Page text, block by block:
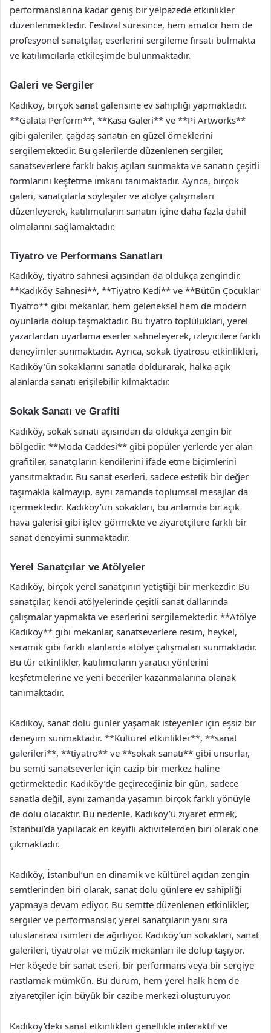
performanslarına kadar geniş bir yelpazede etkinlikler
düzenlenmektedir. Festival süresince, hem amatör hem de
profesyonel sanatçılar, eserlerini sergileme fırsatı bulmakta
ve katılımcılarla etkileşimde bulunmaktadır.
Galeri ve Sergiler
Kadıköy, birçok sanat galerisine ev sahipliği yapmaktadır.
**Galata Perform**, **Kasa Galeri** ve **Pi Artworks**
gibi galeriler, çağdaş sanatın en güzel örneklerini
sergilemektedir. Bu galerilerde düzenlenen sergiler,
sanatseverlere farklı bakış açıları sunmakta ve sanatın çeşitli
formlarını keşfetme imkanı tanımaktadır. Ayrıca, birçok
galeri, sanatçılarla söyleşiler ve atölye çalışmaları
düzenleyerek, katılımcıların sanatın içine daha fazla dahil
olmalarını sağlamaktadır.
Tiyatro ve Performans Sanatları
Kadıköy, tiyatro sahnesi açısından da oldukça zengindir.
**Kadıköy Sahnesi**, **Tiyatro Kedi** ve **Bütün Çocuklar
Tiyatro** gibi mekanlar, hem geleneksel hem de modern
oyunlarla dolup taşmaktadır. Bu tiyatro toplulukları, yerel
yazarlardan uyarlama eserler sahneleyerek, izleyicilere farklı
deneyimler sunmaktadır. Ayrıca, sokak tiyatrosu etkinlikleri,
Kadıköy’ün sokaklarını sanatla doldurarak, halka açık
alanlarda sanatı erişilebilir kılmaktadır.
Sokak Sanatı ve Grafiti
Kadıköy, sokak sanatı açısından da oldukça zengin bir
bölgedir. **Moda Caddesi** gibi popüler yerlerde yer alan
grafitiler, sanatçıların kendilerini ifade etme biçimlerini
yansıtmaktadır. Bu sanat eserleri, sadece estetik bir değer
taşımakla kalmayıp, aynı zamanda toplumsal mesajlar da
içermektedir. Kadıköy’ün sokakları, bu anlamda bir açık
hava galerisi gibi işlev görmekte ve ziyaretçilere farklı bir
sanat deneyimi sunmaktadır.
Yerel Sanatçılar ve Atölyeler
Kadıköy, birçok yerel sanatçının yetiştiği bir merkezdir. Bu
sanatçılar, kendi atölyelerinde çeşitli sanat dallarında
çalışmalar yapmakta ve eserlerini sergilemektedir. **Atölye
Kadıköy** gibi mekanlar, sanatseverlere resim, heykel,
seramik gibi farklı alanlarda atölye çalışmaları sunmaktadır.
Bu tür etkinlikler, katılımcıların yaratıcı yönlerini
keşfetmelerine ve yeni beceriler kazanmalarına olanak
tanımaktadır.
Kadıköy, sanat dolu günler yaşamak isteyenler için eşsiz bir
deneyim sunmaktadır. **Kültürel etkinlikler**, **sanat
galerileri**, **tiyatro** ve **sokak sanatı** gibi unsurlar,
bu semti sanatseverler için cazip bir merkez haline
getirmektedir. Kadıköy’de geçireceğiniz bir gün, sadece
sanatla değil, aynı zamanda yaşamın birçok farklı yönüyle
de dolu olacaktır. Bu nedenle, Kadıköy’ü ziyaret etmek,
İstanbul’da yapılacak en keyifli aktivitelerden biri olarak öne
çıkmaktadır.
Kadıköy, İstanbul’un en dinamik ve kültürel açıdan zengin
semtlerinden biri olarak, sanat dolu günlere ev sahipliği
yapmaya devam ediyor. Bu semtte düzenlenen etkinlikler,
sergiler ve performanslar, yerel sanatçıların yanı sıra
uluslararası isimleri de ağırlıyor. Kadıköy’ün sokakları, sanat
galerileri, tiyatrolar ve müzik mekanları ile dolup taşıyor.
Her köşede bir sanat eseri, bir performans veya bir sergiye
rastlamak mümkün. Bu durum, hem yerel halk hem de
ziyaretçiler için büyük bir cazibe merkezi oluşturuyor.
Kadıköy’deki sanat etkinlikleri genellikle interaktif ve